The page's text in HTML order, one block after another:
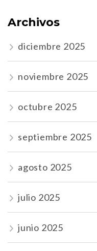
Archivos
diciembre 2025
noviembre 2025
octubre 2025
septiembre 2025
agosto 2025
julio 2025
junio 2025